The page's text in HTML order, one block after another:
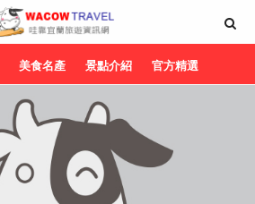
美食名產 景點介紹 官方精選